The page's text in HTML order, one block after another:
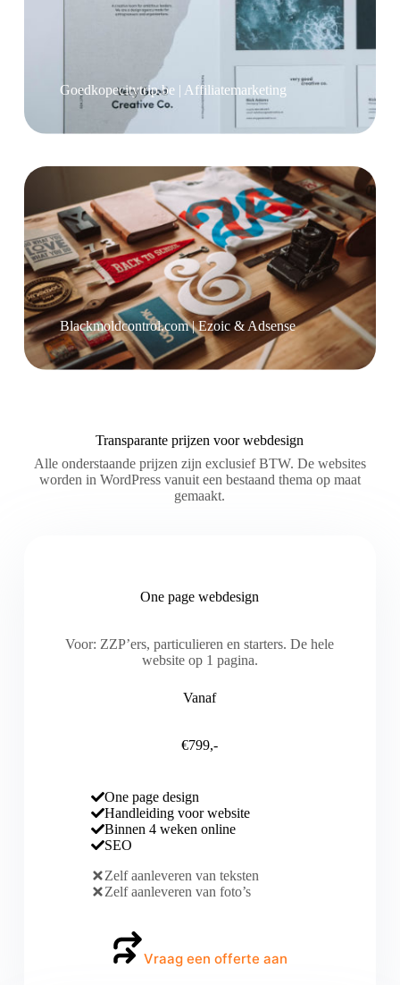
Goedkopecitytrip.be | Affiliatemarketing
Blackmoldcontrol.com | Ezoic & Adsense
Transparante prijzen voor webdesign
Alle onderstaande prijzen zijn exclusief BTW. De websites
worden in WordPress vanuit een bestaand thema op maat
gemaakt.
One page webdesign
Voor: ZZP’ers, particulieren en starters. De hele
website op 1 pagina.
Vanaf
€799,-
One page design
Handleiding voor website
Binnen 4 weken online
SEO
Zelf aanleveren van teksten
Zelf aanleveren van foto’s
Vraag een offerte aan